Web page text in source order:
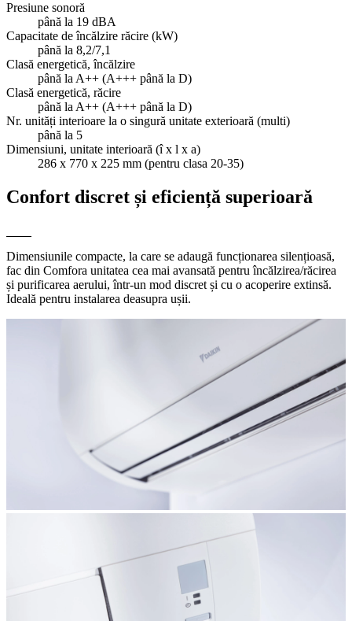
Presiune sonoră
până la 19 dBA
Capacitate de încălzire răcire (kW)
până la 8,2/7,1
Clasă energetică, încălzire
până la A++ (A+++ până la D)
Clasă energetică, răcire
până la A++ (A+++ până la D)
Nr. unități interioare la o singură unitate exterioară (multi)
până la 5
Dimensiuni, unitate interioară (î x l x a)
286 x 770 x 225 mm (pentru clasa 20-35)
Confort discret și eficiență superioară
Dimensiunile compacte, la care se adaugă funcționarea silențioasă,
fac din Comfora unitatea cea mai avansată pentru încălzirea/răcirea
și purificarea aerului, într-un mod discret și cu o acoperire extinsă.
Ideală pentru instalarea deasupra ușii.